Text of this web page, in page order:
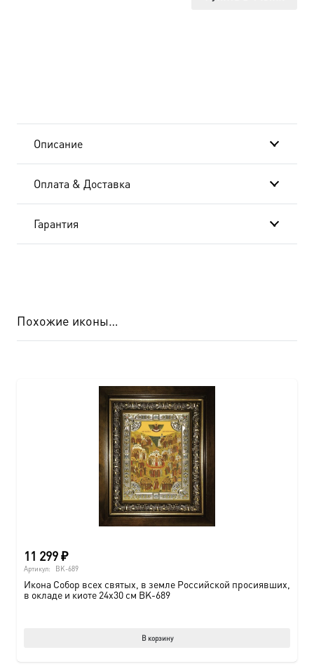
Описание
Оплата & Доставка
Гарантия
Похожие иконы…
11 299₽
Артикул: BK-689
Икона Собор всех святых, в земле Российской просиявших,
в окладе и киоте 24х30 см BK-689
В корзину